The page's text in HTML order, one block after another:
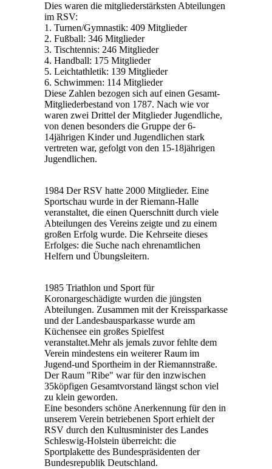
Dies waren die mitgliederstärksten Abteilungen
im RSV:
1. Turnen/Gymnastik: 409 Mitglieder
2. Fußball: 346 Mitglieder
3. Tischtennis: 246 Mitglieder
4. Handball: 175 Mitglieder
5. Leichtathletik: 139 Mitglieder
6. Schwimmen: 114 Mitglieder
Diese Zahlen bezogen sich auf einen Gesamt-
Mitgliederbestand von 1787. Nach wie vor
waren zwei Drittel der Mitglieder Jugendliche,
von denen besonders die Gruppe der 6-
14jährigen Kinder und Jugendlichen stark
vertreten war, gefolgt von den 15-18jährigen
Jugendlichen.
1984 Der RSV hatte 2000 Mitglieder. Eine
Sportschau wurde in der Riemann-Halle
veranstaltet, die einen Querschnitt durch viele
Abteilungen des Vereins zeigte und zu einem
großen Erfolg wurde. Die Kehrseite dieses
Erfolges: die Suche nach ehrenamtlichen
Helfern und Übungsleitern.
1985 Triathlon und Sport für
Koronargeschädigte wurden die jüngsten
Abteilungen. Zusammen mit der Kreissparkasse
und der Landesbausparkasse wurde am
Küchensee ein großes Spielfest
veranstaltet.Mehr als jemals zuvor fehlte dem
Verein mindestens ein weiterer Raum im
Jugend-und Sportheim in der Riemannstraße.
Der Raum "Ribe" war für den inzwischen
35köpfigen Gesamtvorstand längst schon viel
zu klein geworden.
Eine besonders schöne Anerkennung für den in
unserem Verein betriebenen Sport erhielt der
RSV durch den Kultusminister des Landes
Schleswig-Holstein überreicht: die
Sportplakette des Bundespräsidenten der
Bundesrepublik Deutschland.